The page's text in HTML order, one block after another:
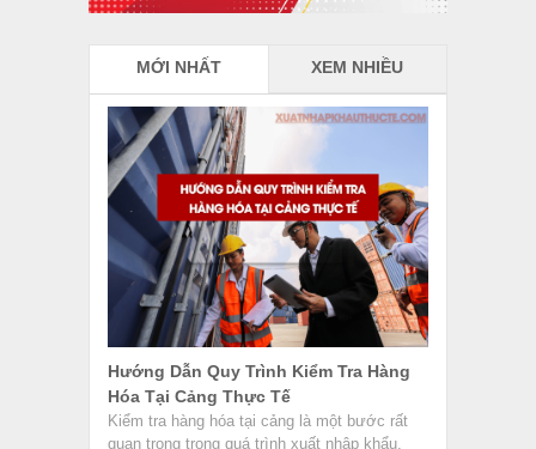
MỚI NHẤT XEM NHIỀU
Hướng Dẫn Quy Trình Kiểm Tra Hàng
Hóa Tại Cảng Thực Tế
Kiểm tra hàng hóa tại cảng là một bước rất
quan trọng trong quá trình xuất nhập khẩu,